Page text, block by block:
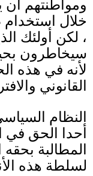
ومواطنتهم أن
خلال
، لكن أولئك
سيخاطرون
لأنه في هذه
القانوني
النظام
أحدا الحق في
المطالبة
لسلطة هذه